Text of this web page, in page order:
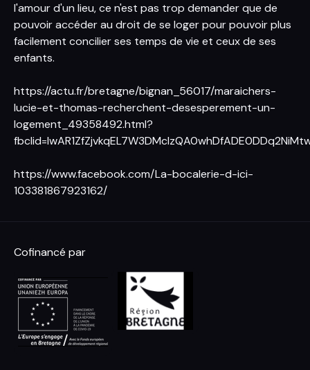
l'amour d'un lieu, ce n'est pas trop demander que de
pouvoir accéder au droit de se loger pour pouvoir plus
facilement concilier ses temps de vie et ceux de ses
enfants.
https://actu.fr/bretagne/bignan_56017/maraichers-
lucie-et-thomas-recherchent-desesperement-un-
logement_49358492.html?
https://www.facebook.com/La-bocalerie-d-ici-
103381867923162/
Cofinancé par